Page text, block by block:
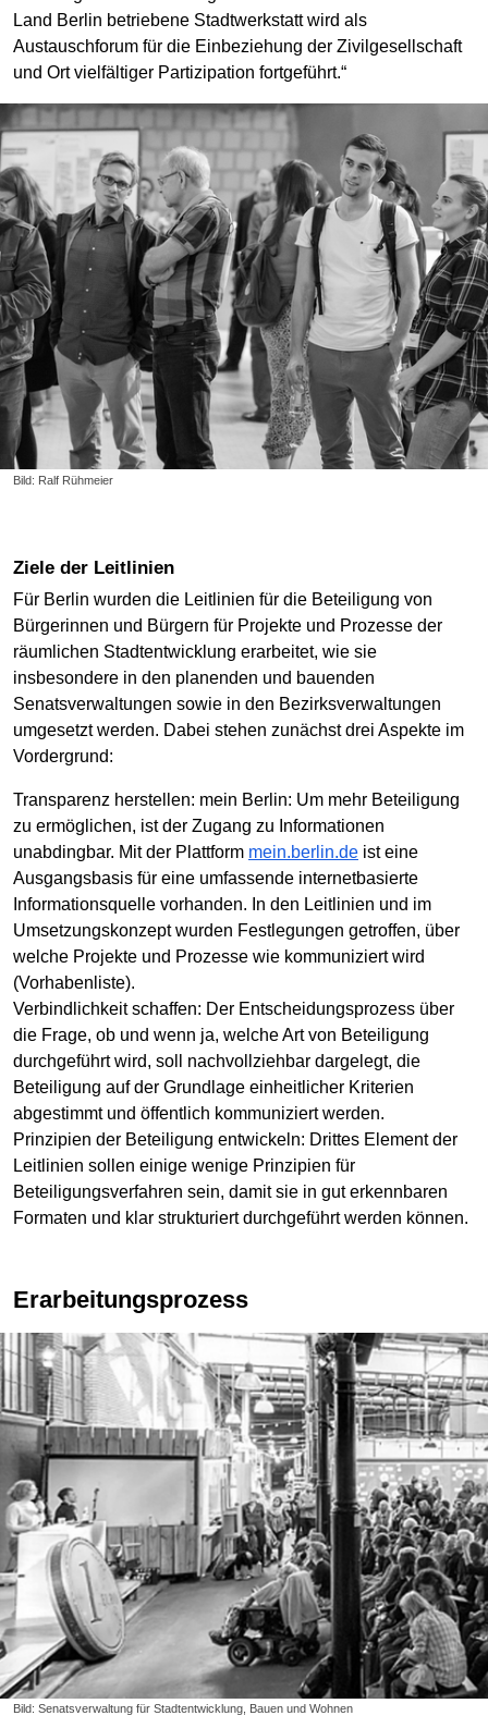
Bild: Ralf Rühmeier
Land Berlin betriebene Stadtwerkstatt wird als
Austauschforum für die Einbeziehung der Zivilgesellschaft
und Ort vielfältiger Partizipation fortgeführt.“
Ziele der Leitlinien
Für Berlin wurden die Leitlinien für die Beteiligung von
Bürgerinnen und Bürgern für Projekte und Prozesse der
räumlichen Stadtentwicklung erarbeitet, wie sie
insbesondere in den planenden und bauenden
Senatsverwaltungen sowie in den Bezirksverwaltungen
umgesetzt werden. Dabei stehen zunächst drei Aspekte im
Vordergrund:
Transparenz herstellen: mein Berlin: Um mehr Beteiligung
zu ermöglichen, ist der Zugang zu Informationen
unabdingbar. Mit der Plattform mein.berlin.de ist eine
Ausgangsbasis für eine umfassende internetbasierte
Informationsquelle vorhanden. In den Leitlinien und im
Umsetzungskonzept wurden Festlegungen getroffen, über
welche Projekte und Prozesse wie kommuniziert wird
(Vorhabenliste).
Verbindlichkeit schaffen: Der Entscheidungsprozess über
die Frage, ob und wenn ja, welche Art von Beteiligung
durchgeführt wird, soll nachvollziehbar dargelegt, die
Beteiligung auf der Grundlage einheitlicher Kriterien
abgestimmt und öffentlich kommuniziert werden.
Prinzipien der Beteiligung entwickeln: Drittes Element der
Leitlinien sollen einige wenige Prinzipien für
Beteiligungsverfahren sein, damit sie in gut erkennbaren
Formaten und klar strukturiert durchgeführt werden können.
Erarbeitungsprozess
Bild: Senatsverwaltung für Stadtentwicklung, Bauen und Wohnen